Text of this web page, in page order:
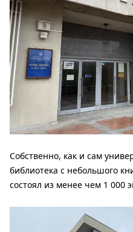
Собственно, как и сам
библиотека с небольшого
состоял из менее чем 1 000